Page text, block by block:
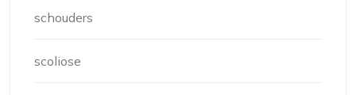
schouders
scoliose